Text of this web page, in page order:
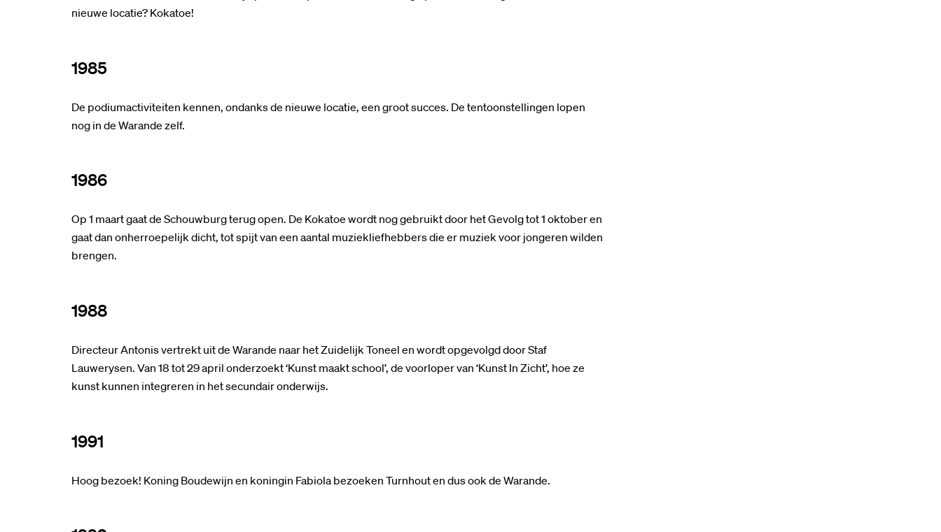
nieuwe locatie? Kokatoe!
1985
De podiumactiviteiten kennen, ondanks de nieuwe locatie, een groot succes. De tentoonstellingen lopen
nog in de Warande zelf.
1986
Op 1 maart gaat de Schouwburg terug open. De Kokatoe wordt nog gebruikt door het Gevolg tot 1 oktober en
gaat dan onherroepelijk dicht, tot spijt van een aantal muziekliefhebbers die er muziek voor jongeren wilden
brengen.
1988
Directeur Antonis vertrekt uit de Warande naar het Zuidelijk Toneel en wordt opgevolgd door Staf
Lauwerysen. Van 18 tot 29 april onderzoekt ‘Kunst maakt school’, de voorloper van ‘Kunst In Zicht’, hoe ze
kunst kunnen integreren in het secundair onderwijs.
1991
Hoog bezoek! Koning Boudewijn en koningin Fabiola bezoeken Turnhout en dus ook de Warande.